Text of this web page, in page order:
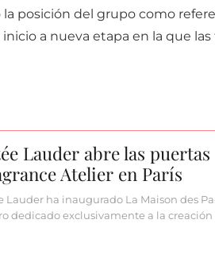
la posición del grupo como
a nueva etapa en la que las
Lauder abre las puertas
Atelier en París
Lauder ha inaugurado La Maison des
dedicado exclusivamente a la creación